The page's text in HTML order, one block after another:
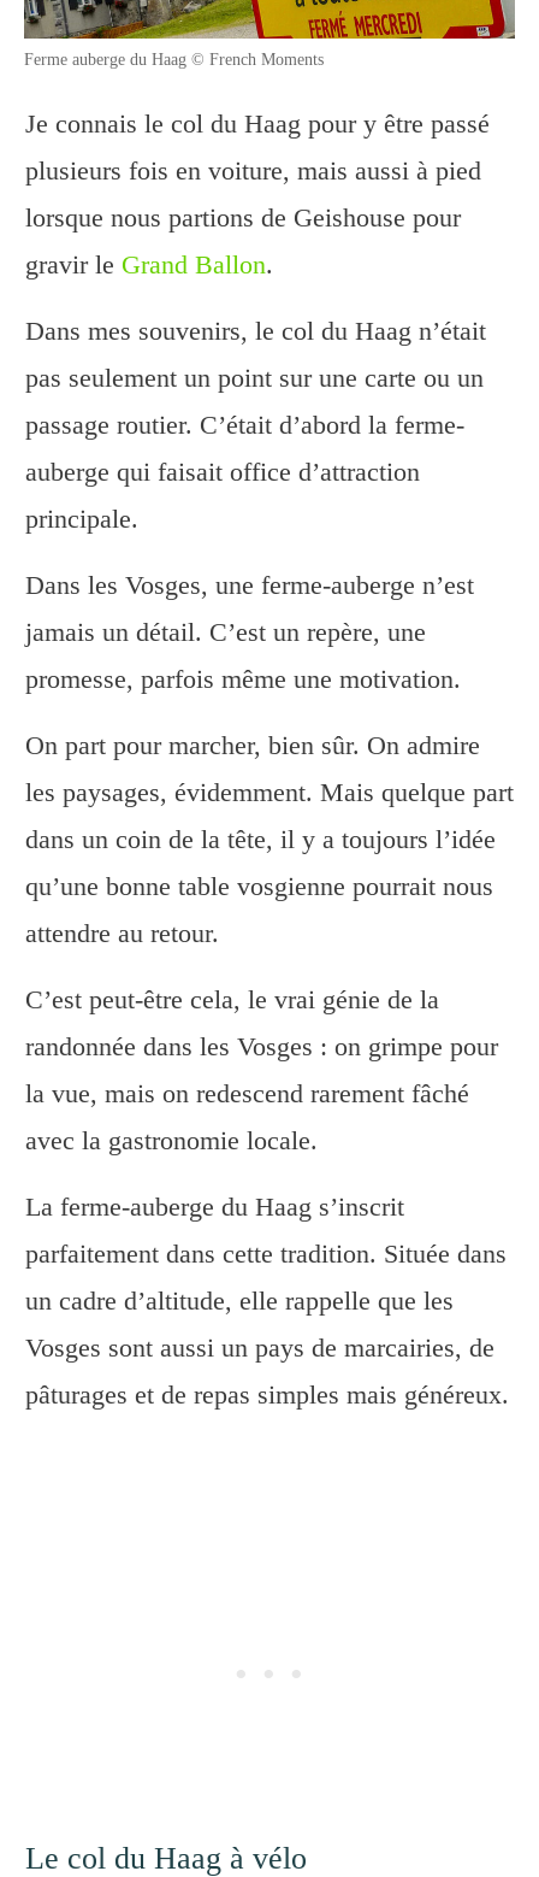
Ferme auberge du Haag © French Moments
Je connais le col du Haag pour y être passé
plusieurs fois en voiture, mais aussi à pied
lorsque nous partions de Geishouse pour
gravir le Grand Ballon.
Dans mes souvenirs, le col du Haag n’était
pas seulement un point sur une carte ou un
passage routier. C’était d’abord la ferme-
auberge qui faisait office d’attraction
principale.
Dans les Vosges, une ferme-auberge n’est
jamais un détail. C’est un repère, une
promesse, parfois même une motivation.
On part pour marcher, bien sûr. On admire
les paysages, évidemment. Mais quelque part
dans un coin de la tête, il y a toujours l’idée
qu’une bonne table vosgienne pourrait nous
attendre au retour.
C’est peut-être cela, le vrai génie de la
randonnée dans les Vosges : on grimpe pour
la vue, mais on redescend rarement fâché
avec la gastronomie locale.
La ferme-auberge du Haag s’inscrit
parfaitement dans cette tradition. Située dans
un cadre d’altitude, elle rappelle que les
Vosges sont aussi un pays de marcairies, de
pâturages et de repas simples mais généreux.
Le col du Haag à vélo